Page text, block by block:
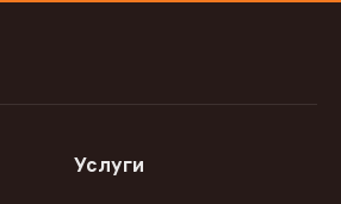
Услуги